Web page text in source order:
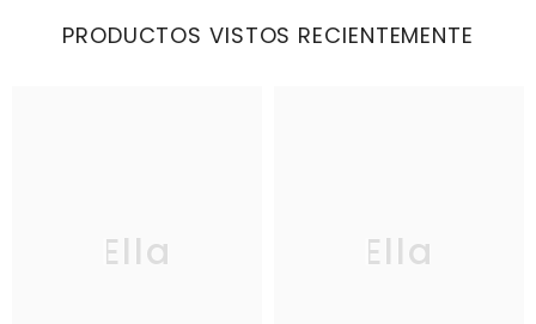
PRODUCTOS VISTOS RECIENTEMENTE
Ella Ella